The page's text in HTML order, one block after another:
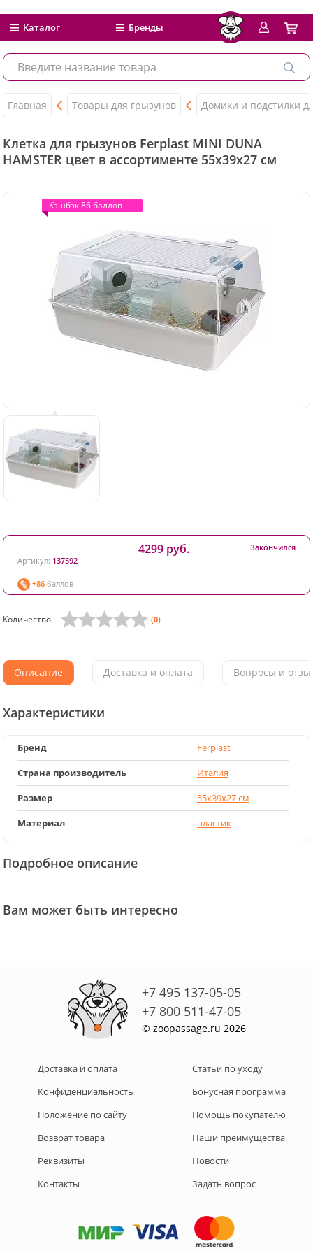
Каталог Бренды
Главная Товары для грызунов Домики и подстилки
Клетка для грызунов Ferplast MINI DUNA
HAMSTER цвет в ассортименте 55х39х27 см
Кэшбэк 86 баллов
Кэшбэк 86 баллов
Артикул: 137592
+86 баллов
4299 руб. Закончился
Количество (0)
Описание Доставка и оплата Вопросы и
Характеристики
Бренд
Ferplast
Страна производитель
Италия
Размер
55х39х27 см
Материал
пластик
Подробное описание
Вам может быть интересно
+7 495 137-05-05
+7 800 511-47-05
© zoopassage.ru 2026
Доставка и оплата
Конфиденциальность
Положение по сайту
Возврат товара
Реквизиты
Контакты
Статьи по уходу
Бонусная программа
Помощь покупателю
Наши преимущества
Новости
Задать вопрос